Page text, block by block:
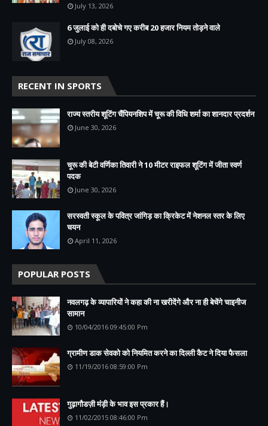
July 13, 2026
6 जुलाई को ही दबोचे गए करीब 20 हजार नियम तोड़ने वाले
July 08, 2026
RECENT IN SPORTS
राज्य स्तरीय शूटिंग चैंपियनशिप में चूरू की विधि शर्मा का शानदार प्रदर्शन
June 30, 2026
चूरू की बेटी वर्णिका तिवारी ने 10 मीटर राइफल शूटिंग में जीता स्वर्ण
पदक
June 30, 2026
सरस्वती स्कूल के पवित्र जांगिड़ का क्रिकेट में नेशनल स्तर के लिए
चयन
April 11, 2026
POPULAR POSTS
नवलगढ़ के व्यापारियों ने कहा की ना खरीदेंगे और ना ही बेचेंगे चाइनीज
सामान
10/04/2016 09:45:00 Pm
ग्रामीण डाक सेवको को नियमित करने का दिल्ली कैट ने दिया फैसला
11/19/2016 08:59:00 Pm
गुढ़ागौडज़ी मंड़ी के भाव इस प्रकार हैं।
11/02/2015 08:46:00 Pm